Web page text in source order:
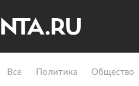
Все Политика Общество